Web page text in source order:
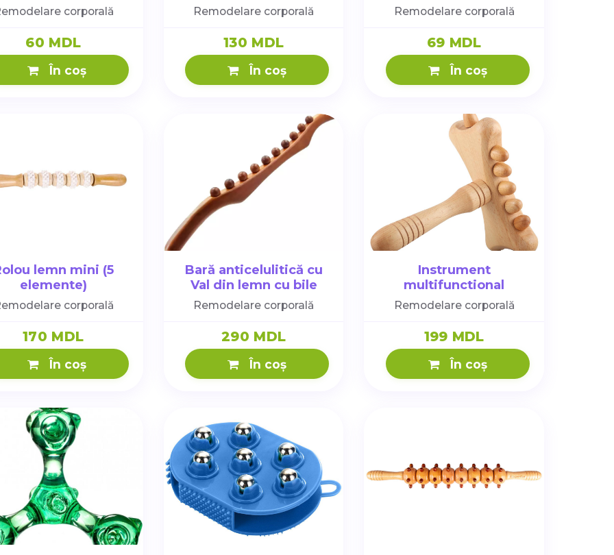
corporală
60 MDL
În coș
Remodelare corporală
130 MDL
În coș
Remodelare corporală
69 MDL
În coș
lemn mini (5
elemente)
corporală
170 MDL
În coș
Bară anticelulitică cu
Val din lemn cu bile
Remodelare corporală
290 MDL
În coș
Instrument
multifunctional
(CIOCANAS)
Remodelare corporală
199 MDL
În coș